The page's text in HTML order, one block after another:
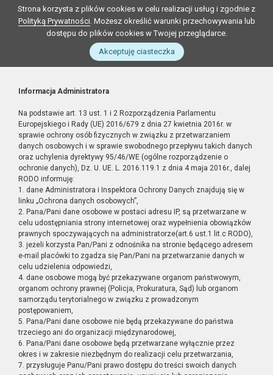
Strona korzysta z plików cookies w celu realizacji usług i zgodnie z
Polityką Prywatności. Możesz określić warunki przechowywania lub
dostępu do plików cookies w Twojej przeglądarce.
Akceptuję ciasteczka
Informacja Administratora
Na podstawie art. 13 ust. 1 i 2 Rozporządzenia Parlamentu
Europejskiego i Rady (UE) 2016/679 z dnia 27 kwietnia 2016r. w
sprawie ochrony osób fizycznych w związku z przetwarzaniem
danych osobowych i w sprawie swobodnego przepływu takich danych
oraz uchylenia dyrektywy 95/46/WE (ogólne rozporządzenie o
ochronie danych), Dz. U. UE. L. 2016.119.1 z dnia 4 maja 2016r., dalej
RODO informuję:
1. dane Administratora i Inspektora Ochrony Danych znajdują się w
linku „Ochrona danych osobowych”,
2. Pana/Pani dane osobowe w postaci adresu IP, są przetwarzane w
celu udostępniania strony internetowej oraz wypełnienia obowiązków
prawnych spoczywających na administratorze(art.6 ust.1 lit.c RODO),
3. jeżeli korzysta Pan/Pani z odnośnika na stronie będącego adresem
e-mail placówki to zgadza się Pan/Pani na przetwarzanie danych w
celu udzielenia odpowiedzi,
4. dane osobowe mogą być przekazywane organom państwowym,
organom ochrony prawnej (Policja, Prokuratura, Sąd) lub organom
samorządu terytorialnego w związku z prowadzonym
postępowaniem,
5. Pana/Pani dane osobowe nie będą przekazywane do państwa
trzeciego ani do organizacji międzynarodowej,
6. Pana/Pani dane osobowe będą przetwarzane wyłącznie przez
okres i w zakresie niezbędnym do realizacji celu przetwarzania,
7. przysługuje Panu/Pani prawo dostępu do treści swoich danych